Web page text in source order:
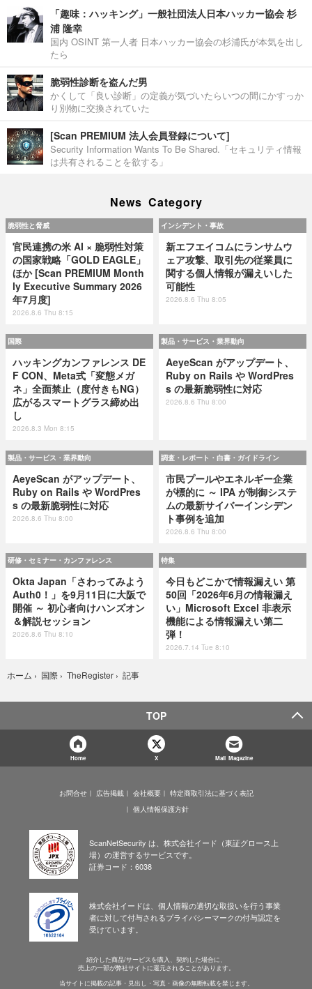
「趣味：ハッキング」一般社団法人日本ハッカー協会 杉
浦 隆幸
国内 OSINT 第一人者 日本ハッカー協会の杉浦氏が本気を出し
たら
脆弱性診断を盗んだ男
かくして「良い診断」の定義が気づいたらいつの間にかすっか
り別物に交換されていた
[Scan PREMIUM 法人会員登録について]
Security Information Wants To Be Shared.「セキュリティ情報
は共有されることを欲する」
News Category
脆弱性と脅威
官民連携の米 AI × 脆弱性対策
の国家戦略「GOLD EAGLE」
ほか [Scan PREMIUM Month
ly Executive Summary 2026
年7月度]
2026.8.6 Thu 8:15
インシデント・事故
新エフエイコムにランサムウ
ェア攻撃、取引先の従業員に
関する個人情報が漏えいした
可能性
2026.8.6 Thu 8:05
国際
ハッキングカンファレンス DE
F CON、Meta式「変態メガ
ネ」全面禁止（度付きもNG）
広がるスマートグラス締め出
し
2026.8.3 Mon 8:15
製品・サービス・業界動向
AeyeScan がアップデート、
Ruby on Rails や WordPres
s の最新脆弱性に対応
2026.8.6 Thu 8:00
製品・サービス・業界動向
AeyeScan がアップデート、
Ruby on Rails や WordPres
s の最新脆弱性に対応
2026.8.6 Thu 8:00
調査・レポート・白書・ガイドライン
市民プールやエネルギー企業
が標的に ～ IPA が制御システ
ムの最新サイバーインシデン
ト事例を追加
2026.8.6 Thu 8:00
研修・セミナー・カンファレンス
Okta Japan「さわってみよう
Auth0！」を9月11日に大阪で
開催 ～ 初心者向けハンズオン
＆解説セッション
2026.8.6 Thu 8:10
特集
今日もどこかで情報漏えい 第
50回「2026年6月の情報漏え
い」Microsoft Excel 非表示
機能による情報漏えい第二
弾！
2026.7.14 Tue 8:10
ホーム › 国際 › TheRegister › 記事
TOP
Home X Mail Magazine
お問合せ 広告掲載 会社概要
特定商取引法に基づく表記
個人情報保護方針
ScanNetSecurity は、株式会社イード（東証グロース上
場）の運営するサービスです。
証券コード：6038
株式会社イードは、個人情報の適切な取扱いを行う事業
者に対して付与されるプライバシーマークの付与認定を
受けています。
紹介した商品/サービスを購入、契約した場合に、
売上の一部が弊社サイトに還元されることがあります。
当サイトに掲載の記事・見出し・写真・画像の無断転載を禁じます。